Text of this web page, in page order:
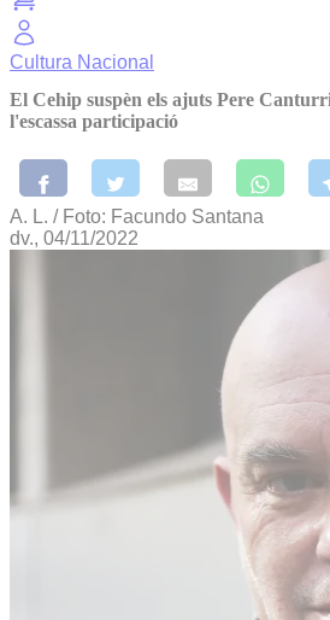
Cultura Nacional
El Cehip suspèn els ajuts Pere
l'escassa participació
A. L. / Foto: Facundo Santana
dv., 04/11/2022